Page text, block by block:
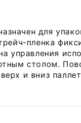
для
пленка
управления
столом.
и вниз